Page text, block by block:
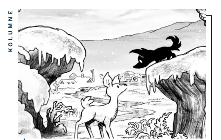
KOLUMNE